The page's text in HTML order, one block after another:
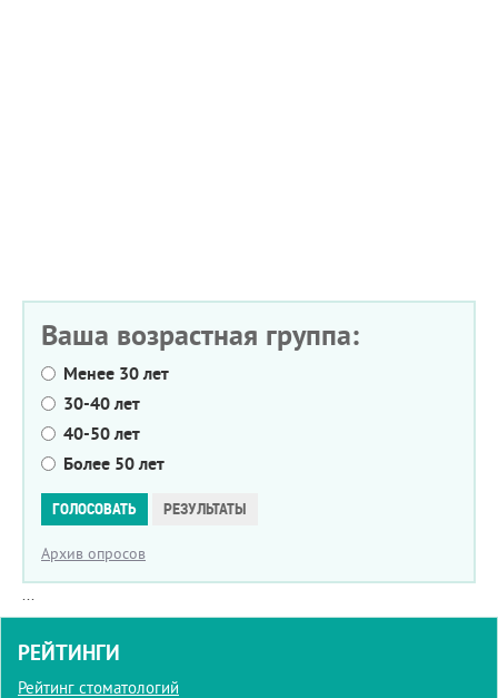
Ваша возрастная группа:
Менее 30 лет
30-40 лет
40-50 лет
Более 50 лет
ГОЛОСОВАТЬ РЕЗУЛЬТАТЫ
Архив опросов
...
РЕЙТИНГИ
Рейтинг стоматологий